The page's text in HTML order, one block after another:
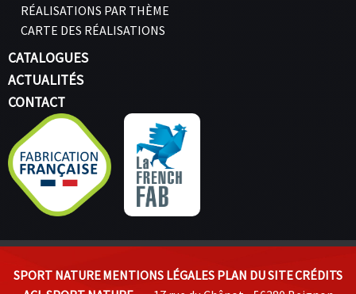
RÉALISATIONS PAR THÈME
CARTE DES RÉALISATIONS
CATALOGUES
ACTUALITÉS
CONTACT
SPORT NATUREMENTIONS LÉGALES PLAN DU SITECRÉDITS